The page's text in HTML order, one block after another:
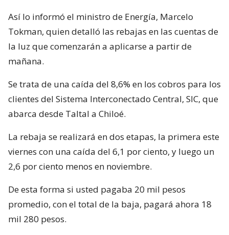
Así lo informó el ministro de Energía, Marcelo
Tokman, quien detalló las rebajas en las cuentas de
la luz que comenzarán a aplicarse a partir de
mañana.
Se trata de una caída del 8,6% en los cobros para los
clientes del Sistema Interconectado Central, SIC, que
abarca desde Taltal a Chiloé.
La rebaja se realizará en dos etapas, la primera este
viernes con una caída del 6,1 por ciento, y luego un
2,6 por ciento menos en noviembre.
De esta forma si usted pagaba 20 mil pesos
promedio, con el total de la baja, pagará ahora 18
mil 280 pesos.